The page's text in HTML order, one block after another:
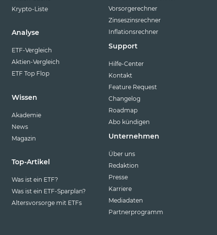
Krypto-Liste
Analyse
ETF-Vergleich
Aktien-Vergleich
ETF Top Flop
Wissen
Akademie
News
Magazin
Top-Artikel
Was ist ein ETF?
Was ist ein ETF-Sparplan?
Altersvorsorge mit ETFs
Vorsorgerechner
Zinseszinsrechner
Inflationsrechner
Support
Hilfe-Center
Kontakt
Feature Request
Changelog
Roadmap
Abo kündigen
Unternehmen
Über uns
Redaktion
Presse
Karriere
Mediadaten
Partnerprogramm